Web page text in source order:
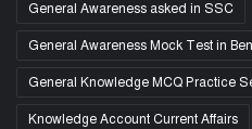
General Awareness asked in SSC
General Awareness Mock Test in
General Knowledge MCQ Practice
Knowledge Account Current Affairs